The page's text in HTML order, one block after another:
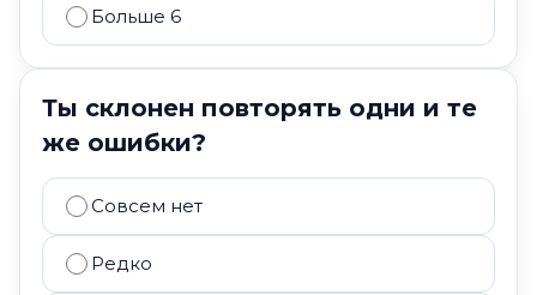
Больше 6
Ты склонен повторять одни и те
же ошибки?
Совсем нет
Редко